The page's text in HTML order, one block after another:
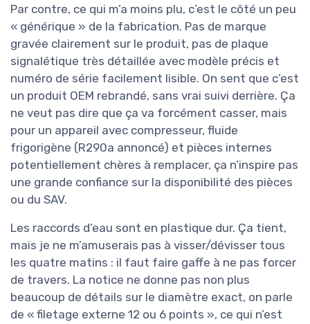
Par contre, ce qui m’a moins plu, c’est le côté un peu
« générique » de la fabrication. Pas de marque
gravée clairement sur le produit, pas de plaque
signalétique très détaillée avec modèle précis et
numéro de série facilement lisible. On sent que c’est
un produit OEM rebrandé, sans vrai suivi derrière. Ça
ne veut pas dire que ça va forcément casser, mais
pour un appareil avec compresseur, fluide
frigorigène (R290a annoncé) et pièces internes
potentiellement chères à remplacer, ça n’inspire pas
une grande confiance sur la disponibilité des pièces
ou du SAV.
Les raccords d’eau sont en plastique dur. Ça tient,
mais je ne m’amuserais pas à visser/dévisser tous
les quatre matins : il faut faire gaffe à ne pas forcer
de travers. La notice ne donne pas non plus
beaucoup de détails sur le diamètre exact, on parle
de « filetage externe 12 ou 6 points », ce qui n’est